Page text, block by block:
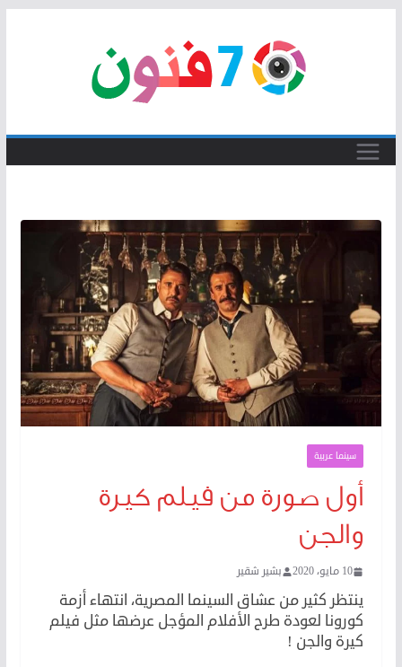
سينما عربية
أول صورة من فيلم كيرة
والجن
10 مايو، 2020 بشير شقير
ينتظر كثير من عشاق السينما المصرية، انتهاء أزمة
كورونا لعودة طرح الأفلام المؤجل عرضها مثل فيلم
كيرة والجن !